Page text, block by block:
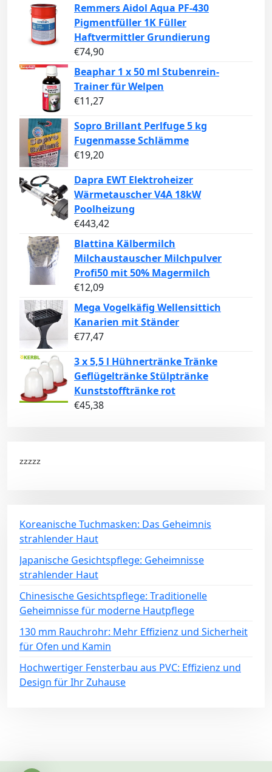
Remmers Aidol Aqua PF-430
Pigmentfüller 1K Füller
Haftvermittler Grundierung
€74,90
Beaphar 1 x 50 ml Stubenrein-
Trainer für Welpen
€11,27
Sopro Brillant Perlfuge 5 kg
Fugenmasse Schlämme
€19,20
Dapra EWT Elektroheizer
Wärmetauscher V4A 18kW
Poolheizung
€443,42
Blattina Kälbermilch
Milchaustauscher Milchpulver
Profi50 mit 50% Magermilch
€12,09
Mega Vogelkäfig Wellensittich
Kanarien mit Ständer
€77,47
3 x 5,5 l Hühnertränke Tränke
Geflügeltränke Stülptränke
Kunststofftränke rot
€45,38
zzzzz
Koreanische Tuchmasken: Das Geheimnis
strahlender Haut
Japanische Gesichtspflege: Geheimnisse
strahlender Haut
Chinesische Gesichtspflege: Traditionelle
Geheimnisse für moderne Hautpflege
130 mm Rauchrohr: Mehr Effizienz und Sicherheit
für Ofen und Kamin
Hochwertiger Fensterbau aus PVC: Effizienz und
Design für Ihr Zuhause